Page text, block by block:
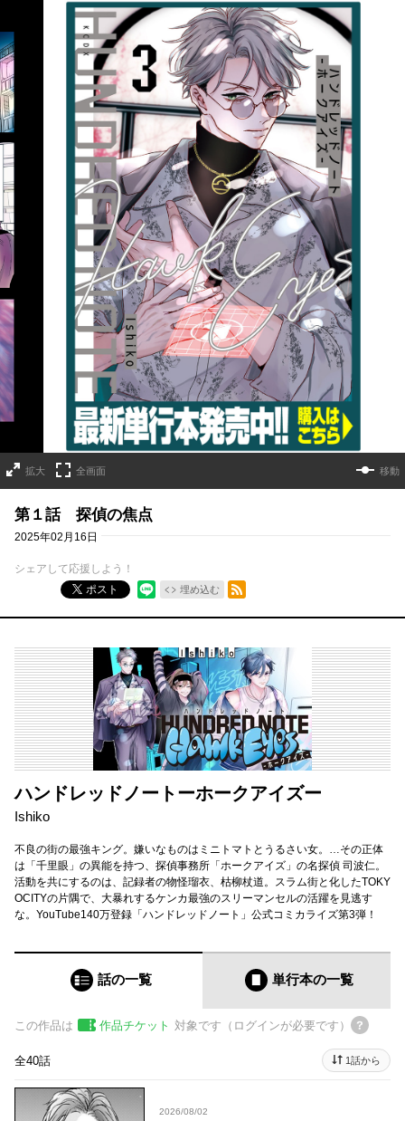
詳細ページへのリンク
拡大 全画面 移動
第１話 探偵の焦点
2025年02月16日
シェアして応援しよう！
ポスト
埋め込む
RSSフィード
ハンドレッドノートーホークアイズー
Ishiko
不良の街の最強キング。嫌いなものはミニトマトとうるさい女。…その正体
は「千里眼」の異能を持つ、探偵事務所「ホークアイズ」の名探偵 司波仁。
活動を共にするのは、記録者の物怪瑠衣、枯柳杖道。スラム街と化したTOKY
OCITYの片隅で、大暴れするケンカ最強のスリーマンセルの活躍を見逃す
な。YouTube140万登録「ハンドレッドノート」公式コミカライズ第3弾！
話の一覧 単行本の一覧
この作品は 作品チケット 対象です（ログインが必要です）
全40話 1話から
2026/08/02